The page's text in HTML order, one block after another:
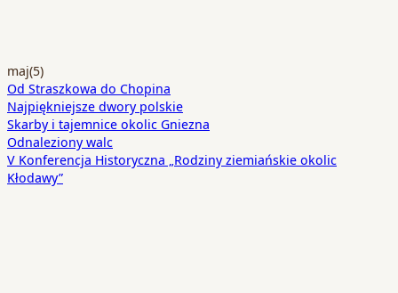
maj(5)
Od Straszkowa do Chopina
Najpiękniejsze dwory polskie
Skarby i tajemnice okolic Gniezna
Odnaleziony walc
V Konferencja Historyczna „Rodziny ziemiańskie okolic
Kłodawy”